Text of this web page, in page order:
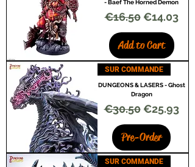
- Baef The Horned Demon
Regular Price
€16.50 Sale Price
€14.03
Add to Cart
SUR COMMANDE
DUNGEONS & LASERS - Ghost
Dragon
Regular Price
€30.50 Sale Price
€25.93
Pre-Order
SUR COMMANDE